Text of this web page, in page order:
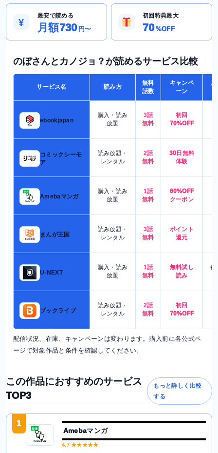
¥
最安で読める
月額730 円〜
初回特典最大
70%OFF
のぼさんとカノジョ？が読めるサービス比較
サービス名 読み方
無料
話数
キャンペ
ーン
月
ebookjapan
購入・読み
放題
3話
無料
初回
70%OFF
コミックシーモ
ア
読み放題・
レンタル
2話
無料
30日無料
体験
Amebaマンガ
購入・読み
放題
1話
無料
60%OFF
クーポン
まんが王国
読み放題・
レンタル
3話
無料
ポイント
還元
U-NEXT
購入・読み
放題
1話
無料
無料試し
読み
都
ブックライブ
読み放題・
レンタル
2話
無料
初回
70%OFF
配信状況、在庫、キャンペーンは変わります。購入前に各公式ペ
ージで対象作品と条件を確認してください。
この作品におすすめのサービス
TOP3
もっと詳しく比較
する
1
Amebaマンガ
4.7★★★★★